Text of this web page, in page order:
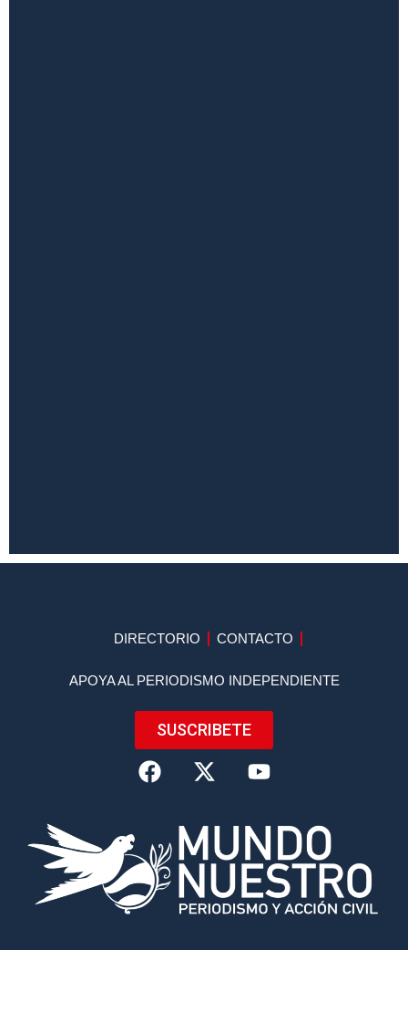
DIRECTORIO CONTACTO
APOYA AL PERIODISMO INDEPENDIENTE
SUSCRIBETE